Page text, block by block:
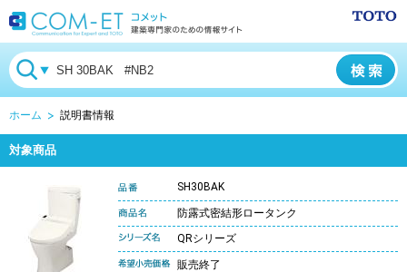
ホーム 説明書情報
対象商品
SH30BAK
防露式密結形ロータンク
QRシリーズ
販売終了